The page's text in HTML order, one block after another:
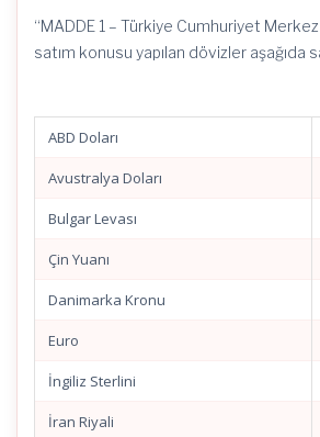
“MADDE 1 – Türkiye Cumhuriyet Merkez
satım konusu yapılan dövizler aşağıda
ABD Doları
Avustralya Doları
Bulgar Levası
Çin Yuanı
Danimarka Kronu
Euro
İngiliz Sterlini
İran Riyali